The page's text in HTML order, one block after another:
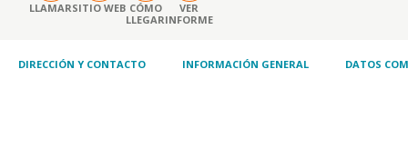
LLAMARSITIO WEB CÓMO
LLEGAR
VER
INFORME
DIRECCIÓN Y CONTACTO INFORMACIÓN GENERAL DATOS